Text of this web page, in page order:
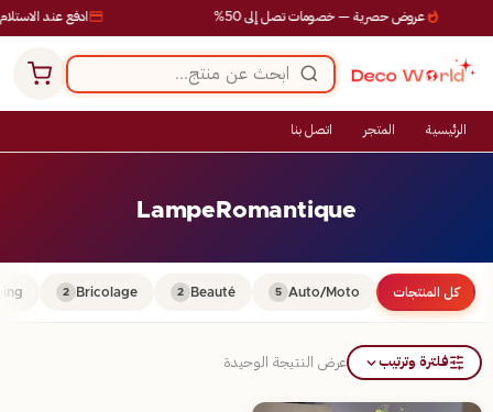
ادفع عند عروض حصرية — خصومات تصل إلى 50%
الرئيسية المتجر اتصل بنا
LampeRomantique
كل المنتجات Auto/Moto
5
Beauté
2
Bricolage
2
فلترة وترتيب عرض النتيجة الوحيدة